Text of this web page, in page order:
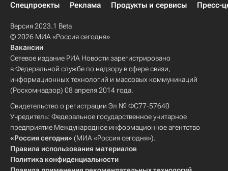
Спецпроекты
Реклама Продукты и сервисы Пресс-
Версия 2023.1 Beta
© 2026 МИА «Россия сегодня»
Вакансии
Сетевое издание РИА Новости зарегистрировано
в Федеральной службе по надзору в сфере связи,
информационных технологий и массовых коммуникаций
(Роскомнадзор) 08 апреля 2014 года.
Свидетельство о регистрации Эл № ФС77-57640
Учредитель: Федеральное государственное унитарное
предприятие Международное информационное агентство
«Россия сегодня» (МИА «Россия сегодня»).
Правила использования материалов
Политика конфиденциальности